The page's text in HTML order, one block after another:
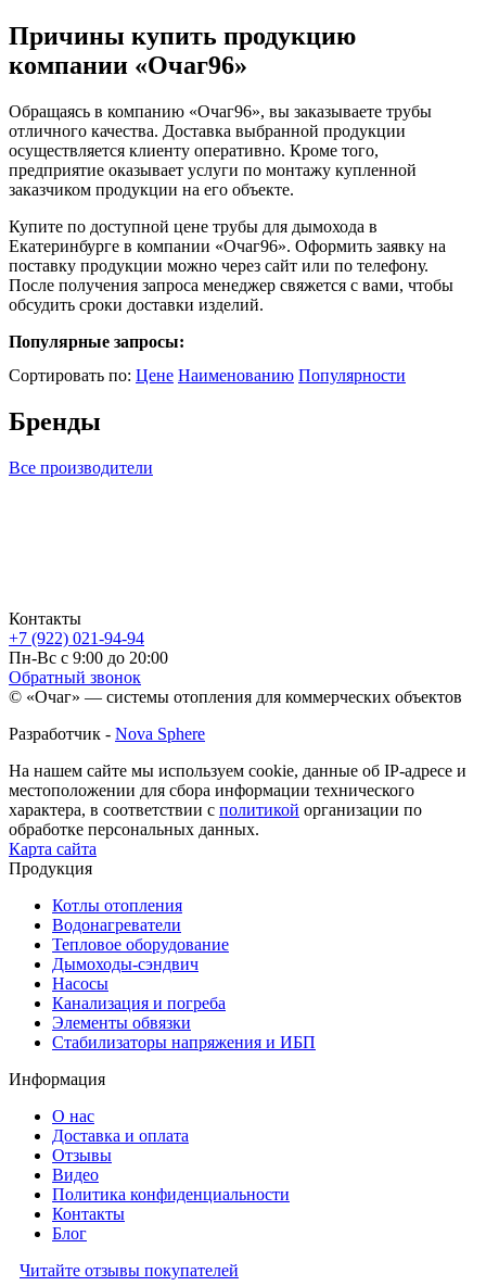
Причины купить продукцию
компании «Очаг96»
Обращаясь в компанию «Очаг96», вы заказываете трубы
отличного качества. Доставка выбранной продукции
осуществляется клиенту оперативно. Кроме того,
предприятие оказывает услуги по монтажу купленной
заказчиком продукции на его объекте.
Купите по доступной цене трубы для дымохода в
Екатеринбурге в компании «Очаг96». Оформить заявку на
поставку продукции можно через сайт или по телефону.
После получения запроса менеджер свяжется с вами, чтобы
обсудить сроки доставки изделий.
Популярные запросы:
Сортировать по: Цене Наименованию Популярности
Бренды
Все производители
Контакты
+7 (922) 021-94-94
Пн-Вс с 9:00 до 20:00
Обратный звонок
© «Очаг» — системы отопления для коммерческих объектов
Разработчик - Nova Sphere
На нашем сайте мы используем cookie, данные об IP-адресе и
местоположении для сбора информации технического
характера, в соответствии с политикой организации по
обработке персональных данных.
Карта сайта
Продукция
Котлы отопления
Водонагреватели
Тепловое оборудование
Дымоходы-сэндвич
Насосы
Канализация и погреба
Элементы обвязки
Стабилизаторы напряжения и ИБП
Информация
О нас
Доставка и оплата
Отзывы
Видео
Политика конфиденциальности
Контакты
Блог
Читайте отзывы покупателей